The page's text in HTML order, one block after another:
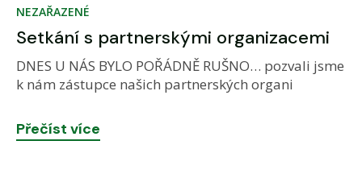
NEZAŘAZENÉ
Setkání s partnerskými organizacemi
DNES U NÁS BYLO POŘÁDNĚ RUŠNO… pozvali jsme
k nám zástupce našich partnerských organi
Přečíst více